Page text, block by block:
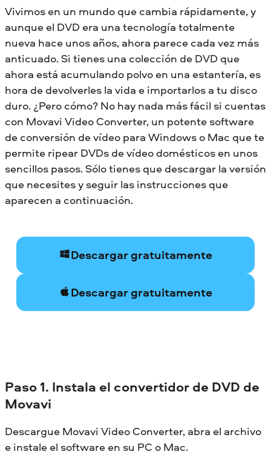
Vivimos en un mundo que cambia rápidamente, y
aunque el DVD era una tecnología totalmente
nueva hace unos años, ahora parece cada vez más
anticuado. Si tienes una colección de DVD que
ahora está acumulando polvo en una estantería, es
hora de devolverles la vida e importarlos a tu disco
duro. ¿Pero cómo? No hay nada más fácil si cuentas
con Movavi Video Converter, un potente software
de conversión de vídeo para Windows o Mac que te
permite ripear DVDs de vídeo domésticos en unos
sencillos pasos. Sólo tienes que descargar la versión
que necesites y seguir las instrucciones que
aparecen a continuación.
Descargar gratuitamente
Descargar gratuitamente
Paso 1. Instala el convertidor de DVD de
Movavi
Descargue Movavi Video Converter, abra el archivo
e instale el software en su PC o Mac.